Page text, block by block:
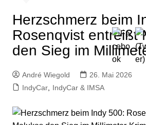
Herzschmerz beim
Rosenqvist entreißt
den Sieg im
André Wiegold
26. Mai 2026
IndyCar, IndyCar & IMSA